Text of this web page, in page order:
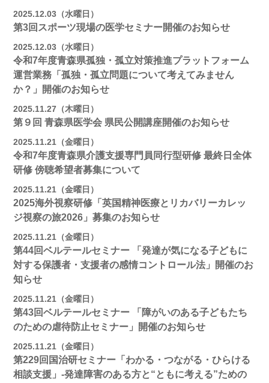
2025.12.03（水曜日）
第3回スポーツ現場の医学セミナー開催のお知らせ
2025.12.03（水曜日）
令和7年度青森県孤独・孤立対策推進プラットフォーム
運営業務「孤独・孤立問題について考えてみません
か？」開催のお知らせ
2025.11.27（木曜日）
第９回 青森県医学会 県民公開講座開催のお知らせ
2025.11.21（金曜日）
令和7年度青森県介護支援専門員同行型研修 最終日全体
研修 傍聴希望者募集について
2025.11.21（金曜日）
2025海外視察研修「英国精神医療とリカバリーカレッ
ジ視察の旅2026」募集のお知らせ
2025.11.21（金曜日）
第44回ベルテールセミナー 「発達が気になる子どもに
対する保護者・支援者の感情コントロール法」開催のお
知らせ
2025.11.21（金曜日）
第43回ベルテールセミナー 「障がいのある子どもたち
のための虐待防止セミナー」開催のお知らせ
2025.11.21（金曜日）
第229回国治研セミナー「わかる・つながる・ひらける
相談支援」-発達障害のある方と“ともに考える”ための